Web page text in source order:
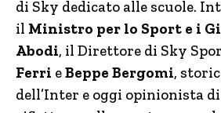
di Sky dedicato alle scuole.
il Ministro per lo Sport e i
Abodi, il Direttore di Sky
Ferri eBeppe Bergomi,
dell’Inter e oggi opinionista